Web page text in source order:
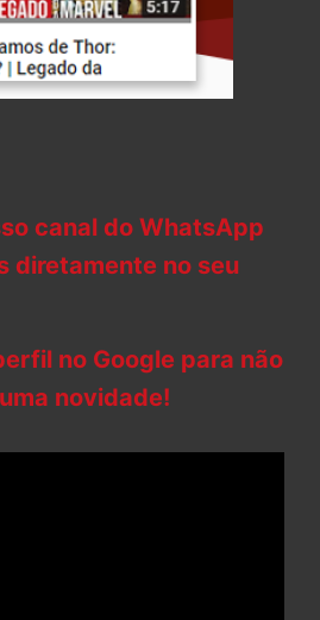
canal do WhatsApp
diretamente no seu
no Google para não
novidade!